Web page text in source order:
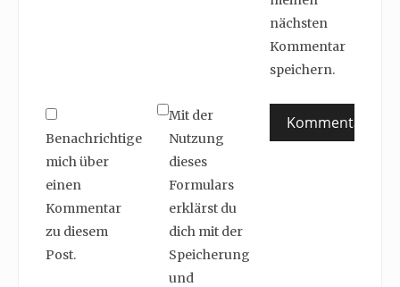
nächsten
Kommentar
speichern.
Benachrichtige
mich über
einen
Kommentar
zu diesem
Post.
Mit der
Nutzung
dieses
Formulars
erklärst du
dich mit der
Speicherung
und